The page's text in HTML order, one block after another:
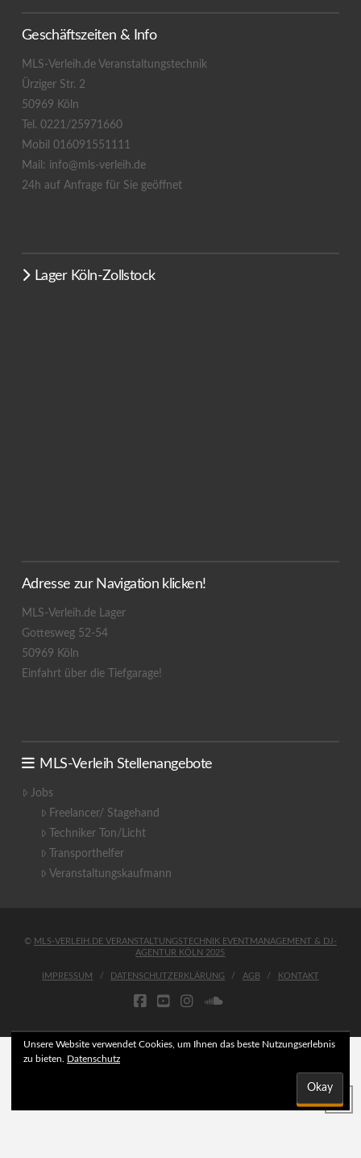
Geschäftszeiten & Info
MLS-Verleih.de Veranstaltungstechnik
Ürziger Str. 2
50969 Köln
Tel. 0221/25971660
Mobil 016091551111
Mail: info@mls-verleih.de
24h auf Anfrage für Sie geöffnet
Lager Köln-Zollstock
Adresse zur Navigation klicken!
MLS-Verleih.de Lager
Gottesweg 52-54
50969 Köln
Einfahrt über die Tiefgarage!
MLS-Verleih Stellenangebote
Jobs
Freelancer/ Stagehand
Techniker Ton/Licht
Transporthelfer
Veranstaltungskaufmann
© MLS-VERLEIH.DE VERANSTALTUNGSTECHNIK EVENTMANAGEMENT & DJ-
AGENTUR KÖLN 2025
IMPRESSUM DATENSCHUTZERKLÄRUNG AGB KONTAKT
Unsere Website verwendet Cookies, um Ihnen das beste Nutzungserlebnis
zu bieten. Datenschutz